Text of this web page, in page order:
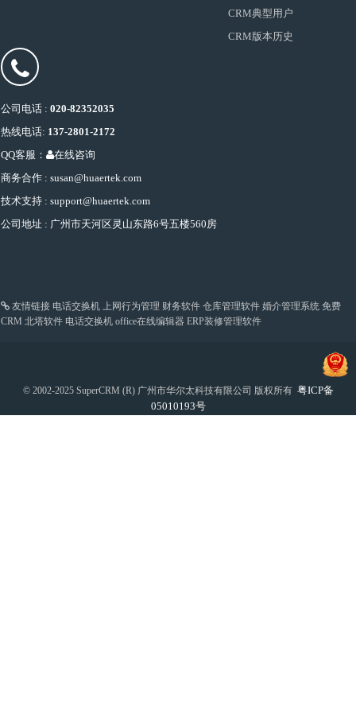
CRM典型用户
CRM版本历史
公司电话 : 020-82352035
热线电话: 137-2801-2172
QQ客服：
在线咨询
商务合作 : susan@huaertek.com
技术支持 : support@huaertek.com
公司地址 : 广州市天河区灵山东路6号五楼560房
友情链接 电话交换机 上网行为管理 财务软件 仓库管理软件 婚介管理系统 免费
CRM 北塔软件 电话交换机 office在线编辑器 ERP装修管理软件
© 2002-2025 SuperCRM (R) 广州市华尔太科技有限公司 版权所有 粤ICP备
05010193号